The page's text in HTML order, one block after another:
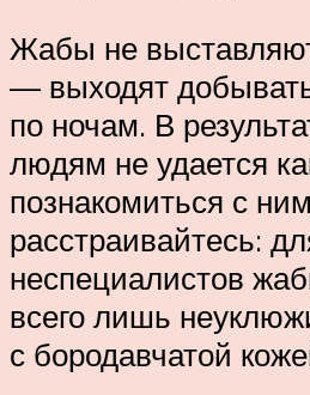
Жабы не
— выходят
по ночам. В
людям не удается
познакомиться с
расстраивайтесь:
неспециалистов
всего лишь
с бородавчатой